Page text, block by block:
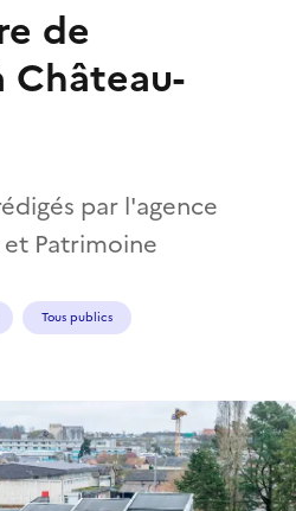
de
par l'agence
Patrimoine
Tous publics